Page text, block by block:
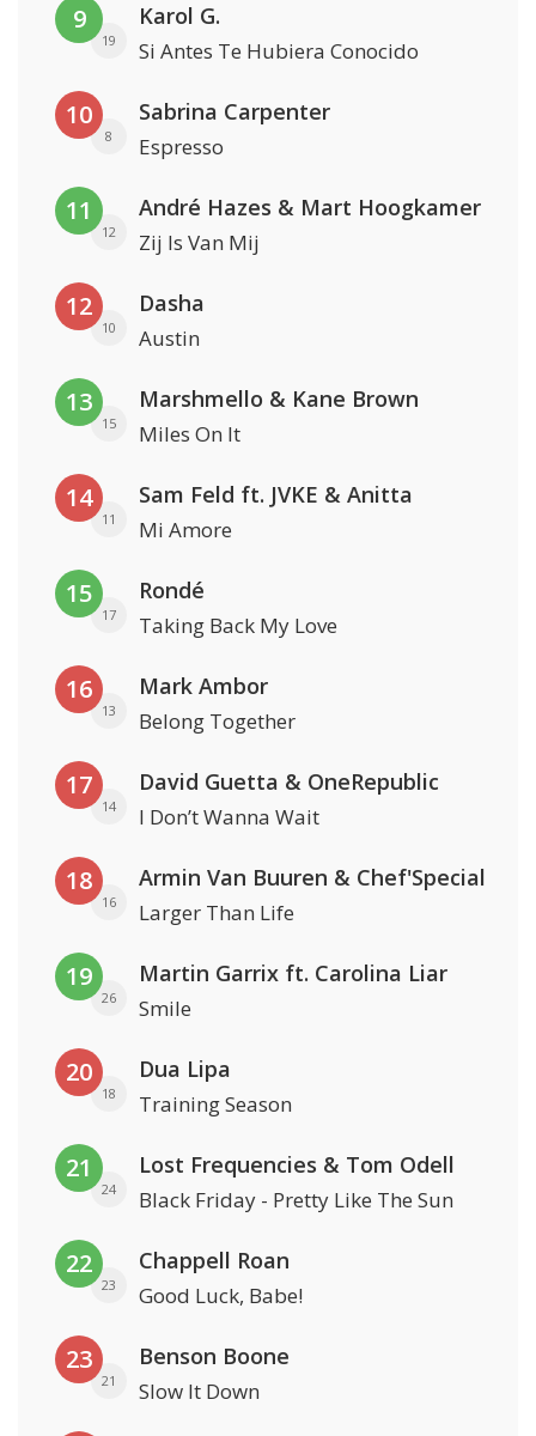
9
19
Karol G.
Si Antes Te Hubiera Conocido
10
8
Sabrina Carpenter
Espresso
11
12
André Hazes & Mart Hoogkamer
Zij Is Van Mij
12
10
Dasha
Austin
13
15
Marshmello & Kane Brown
Miles On It
14
11
Sam Feld ft. JVKE & Anitta
Mi Amore
15
17
Rondé
Taking Back My Love
16
13
Mark Ambor
Belong Together
17
14
David Guetta & OneRepublic
I Don’t Wanna Wait
18
16
Armin Van Buuren & Chef'Special
Larger Than Life
19
26
Martin Garrix ft. Carolina Liar
Smile
20
18
Dua Lipa
Training Season
21
24
Lost Frequencies & Tom Odell
Black Friday - Pretty Like The Sun
22
23
Chappell Roan
Good Luck, Babe!
23
21
Benson Boone
Slow It Down